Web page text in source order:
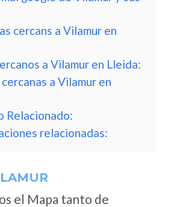
cercans a Vilamur en
a Vilamur en Lleida:
a Vilamur en
Relacionado:
relacionadas:
el Mapa tanto de